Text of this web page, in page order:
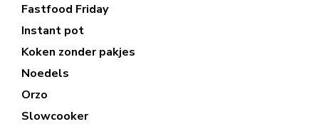
Fastfood Friday
Instant pot
Koken zonder pakjes
Noedels
Orzo
Slowcooker